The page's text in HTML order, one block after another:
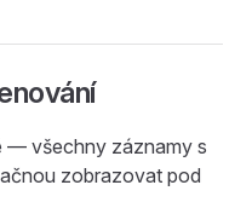
— všechny záznamy s
zobrazovat pod